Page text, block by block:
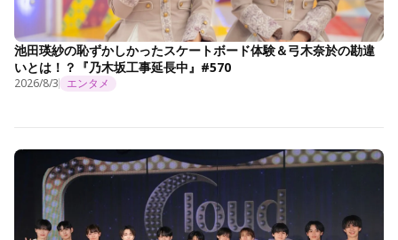
池田瑛紗の恥ずかしかったスケートボード体験＆弓木奈於の勘違
いとは！？『乃木坂工事延長中』#570
2026/8/3 エンタメ